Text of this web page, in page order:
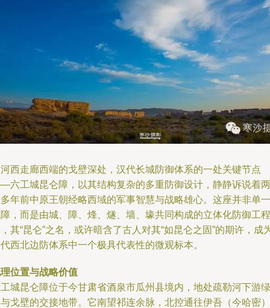
西走廊西端的戈壁深处，汉代长城防御体系的一处关键节点
六工城昆仑障，以其结构复杂的多重防御设计，静静诉说着两
年前中原王朝经略西域的军事智慧与战略雄心。这座并非单一
，而是由城、障、烽、燧、墙、壕共同构成的立体化防御工程
其“昆仑”之名，或许暗含了古人对其“如昆仑之固”的期许，成
西北边防体系中一个极具代表性的微观标本。
位置与战略价值
城昆仑障位于今甘肃省酒泉市瓜州县境内，地处疏勒河下游绿
戈壁的交接地带。它南望祁连余脉，北控通往伊吾（今哈密）